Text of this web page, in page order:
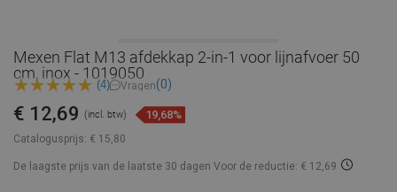
Mexen Flat M13 afdekkap 2-in-1 voor lijnafvoer 50
cm, inox - 1019050
(4) Vragen(0)
Catalogusprijs: € 15,80
€ 12,69 (incl. btw) 19,68%
De laagste prijs van de laatste 30 dagen Voor de reductie: € 12,69